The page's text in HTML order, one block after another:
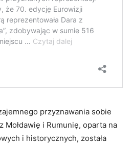
przyznawania sobie
Mołdawię i Rumunię, oparta na
i historycznych, została